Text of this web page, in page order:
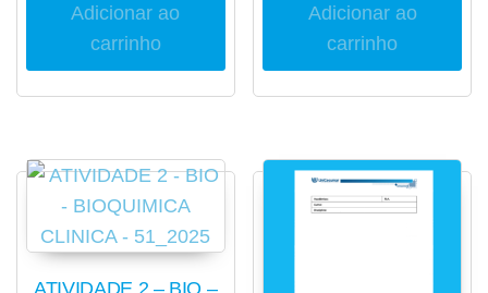
Adicionar ao
carrinho
Adicionar ao
carrinho